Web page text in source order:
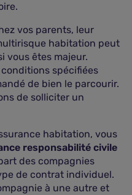
vos parents, leur
habitation peut
vous êtes majeur.
spécifiées
de bien le parcourir.
de solliciter un
habitation, vous
responsabilité civile
des compagnies
de contrat individuel.
à une autre et